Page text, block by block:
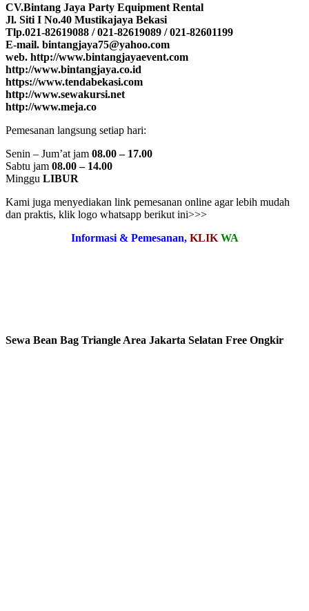
CV.Bintang Jaya Party Equipment Rental
Jl. Siti I No.40 Mustikajaya Bekasi
Tlp.021-82619088 / 021-82619089 / 021-82601199
E-mail. bintangjaya75@yahoo.com
web. http://www.bintangjayaevent.com
http://www.bintangjaya.co.id
https://www.tendabekasi.com
http://www.sewakursi.net
http://www.meja.co
Pemesanan langsung setiap hari:
Senin – Jum’at jam 08.00 – 17.00
Sabtu jam 08.00 – 14.00
Minggu LIBUR
Kami juga menyediakan link pemesanan online agar lebih mudah
dan praktis, klik logo whatsapp berikut ini>>>
Informasi & Pemesanan, KLIK WA
Sewa Bean Bag Triangle Area Jakarta Selatan Free Ongkir